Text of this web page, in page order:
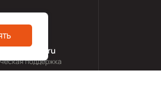
поддержка